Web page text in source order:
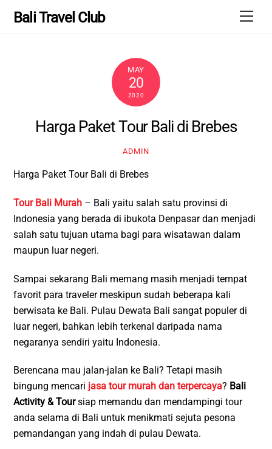
Bali Travel Club
MAY
20
2020
Harga Paket Tour Bali di Brebes
ADMIN
Harga Paket Tour Bali di Brebes
Tour Bali Murah – Bali yaitu salah satu provinsi di
Indonesia yang berada di ibukota Denpasar dan menjadi
salah satu tujuan utama bagi para wisatawan dalam
maupun luar negeri.
Sampai sekarang Bali memang masih menjadi tempat
favorit para traveler meskipun sudah beberapa kali
berwisata ke Bali. Pulau Dewata Bali sangat populer di
luar negeri, bahkan lebih terkenal daripada nama
negaranya sendiri yaitu Indonesia.
Berencana mau jalan-jalan ke Bali? Tetapi masih
bingung mencari jasa tour murah dan terpercaya? Bali
Activity & Toursiap memandu dan mendampingi tour
anda selama di Bali untuk menikmati sejuta pesona
pemandangan yang indah di pulau Dewata.